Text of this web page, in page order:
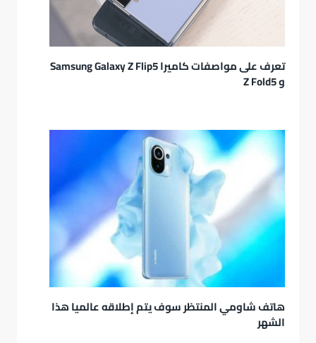
تعرف على مواصفات كاميرا Samsung Galaxy Z Flip5
و Z Fold5
هاتف شاومي المنتظر سوف يتم إطلاقه عالميا هذا
الشهر